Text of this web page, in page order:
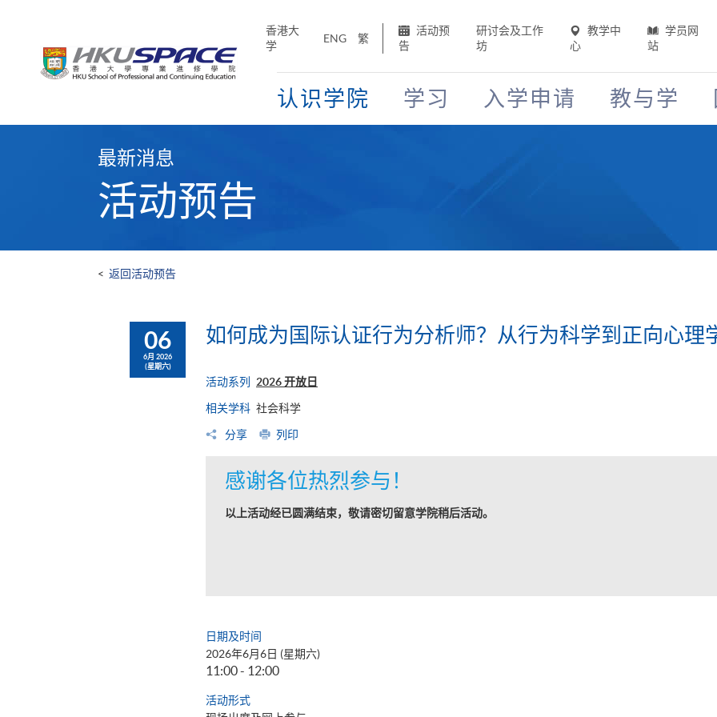
香港大
学
ENG 繁
活动预
告
研讨会及工作
坊
教学中
心
学员网
站
认识学院 学习 入学申请 教与学
最新消息
活动预告
< 返回活动预告
06
6月 2026
(星期六)
如何成为国际认证行为分析师？从行为科学到正向心理
活动系列 2026 开放日
相关学科 社会科学
分享 列印
感谢各位热烈参与！
以上活动经已圆满结束，敬请密切留意学院稍后活动。
日期及时间
2026年6月6日 (星期六)
11:00 - 12:00
活动形式